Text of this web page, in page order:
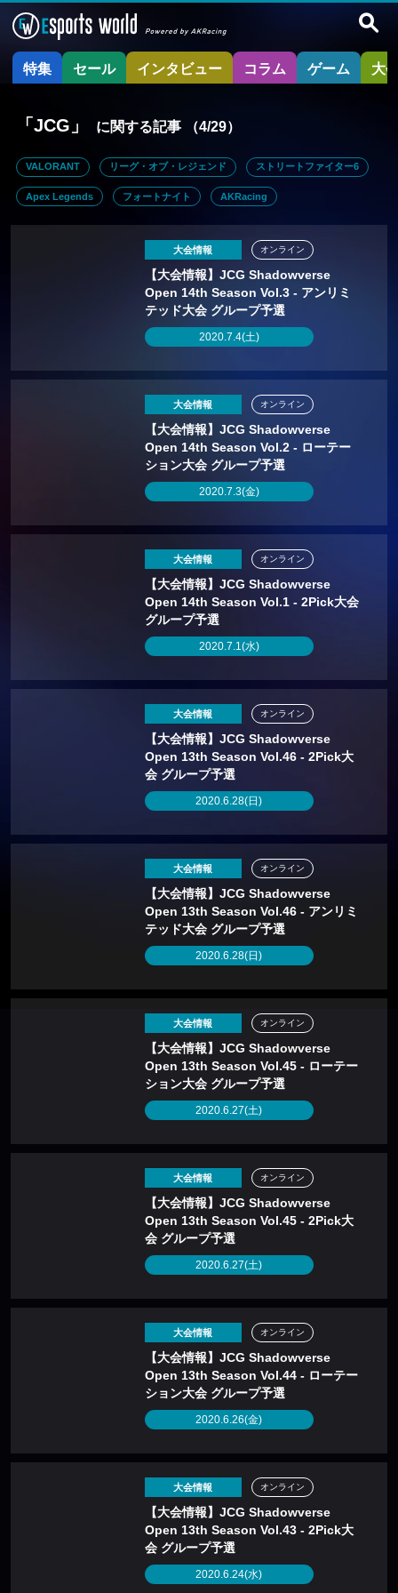
特集 セール インタビュー コラム ゲーム 大
「JCG」 に関する記事 （4/29）
VALORANT リーグ・オブ・レジェンド ストリートファイター6
Apex Legends フォートナイト AKRacing
大会情報
【大会情報】JCG Shadowverse
Open 14th Season Vol.3 - アンリミ
テッド大会 グループ予選
2020.7.4(土)
オンライン
大会情報
【大会情報】JCG Shadowverse
Open 14th Season Vol.2 - ローテー
ション大会 グループ予選
2020.7.3(金)
オンライン
大会情報
【大会情報】JCG Shadowverse
Open 14th Season Vol.1 - 2Pick大会
グループ予選
2020.7.1(水)
オンライン
大会情報
【大会情報】JCG Shadowverse
Open 13th Season Vol.46 - 2Pick大
会 グループ予選
2020.6.28(日)
オンライン
大会情報
【大会情報】JCG Shadowverse
Open 13th Season Vol.46 - アンリミ
テッド大会 グループ予選
2020.6.28(日)
オンライン
大会情報
【大会情報】JCG Shadowverse
Open 13th Season Vol.45 - ローテー
ション大会 グループ予選
2020.6.27(土)
オンライン
大会情報
【大会情報】JCG Shadowverse
Open 13th Season Vol.45 - 2Pick大
会 グループ予選
2020.6.27(土)
オンライン
大会情報
【大会情報】JCG Shadowverse
Open 13th Season Vol.44 - ローテー
ション大会 グループ予選
2020.6.26(金)
オンライン
大会情報
【大会情報】JCG Shadowverse
Open 13th Season Vol.43 - 2Pick大
会 グループ予選
2020.6.24(水)
オンライン